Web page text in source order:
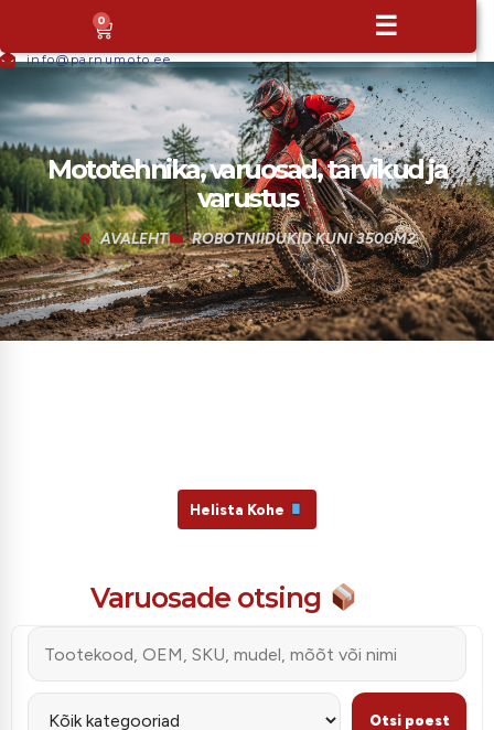
info@parnumoto.ee
0 ☰
Mototehnika, varuosad, tarvikud ja
varustus
AVALEHT ROBOTNIIDUKID KUNI 3500M2
Helista Kohe
Varuosade otsing
Otsi varuosa või toodet
Piira kategooriaga
Otsi poest